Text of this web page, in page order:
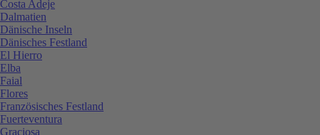
Costa Adeje
Dalmatien
Dänische Inseln
Dänisches Festland
El Hierro
Elba
Faial
Flores
Französisches Festland
Fuerteventura
Graciosa